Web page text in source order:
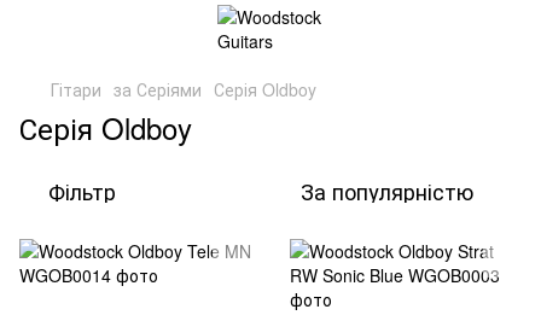
Гітари за Серіями Серія Oldboy
Серія Oldboy
Фільтр За популярністю